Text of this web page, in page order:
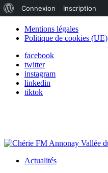
Mentions légales
Politique de cookies (UE)
facebook
twitter
instagram
linkedin
tiktok
Actualités
de
WordPress
Connexion Inscription